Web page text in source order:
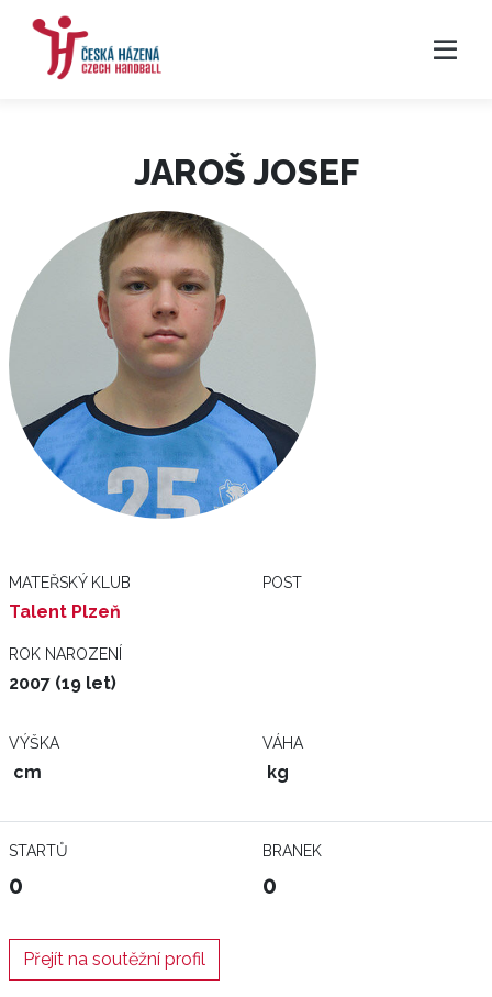
JAROŠ JOSEF
MATEŘSKÝ KLUB
Talent Plzeň
POST
ROK NAROZENÍ
2007 (19 let)
VÝŠKA
cm
VÁHA
kg
STARTŮ
0
BRANEK
0
Přejít na soutěžní profil